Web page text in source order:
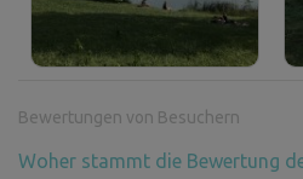
Bewertungen von Besuchern
Woher stammt die Bewertung